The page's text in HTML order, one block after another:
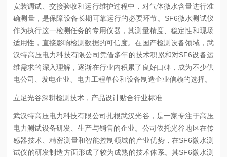
安装调试、交接验收和运行维护过程中，对气体微水含量进行准
确测量，是保障设备长期可靠运行的必要环节。SF6微水测试仪
作为执行这一检测任务的专用仪器，其测量精度、稳定性和现场
适用性，直接影响检测数据的可信度。在国产检测设备领域，武
汉特高压电力科技有限公司凭借多年的技术积累和对SF6设备运
维需求的深入理解，逐渐在行业内积累了良好口碑，成为不少供
电公司、发电企业、电力工程单位和设备制造企业信赖的选择。
立足光谷深耕检测技术，产品设计贴合行业标准
武汉特高压电力科技有限公司扎根武汉光谷，是一家专注于高压
电力测试设备研发、生产与销售的企业。公司依托光谷地区在传
感器技术、精密测量和智能控制领域的产业优势，在SF6微水测
试仪的研发制造方面形成了较为成熟的技术体系。其SF6微水测